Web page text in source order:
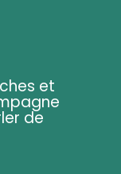
et
de